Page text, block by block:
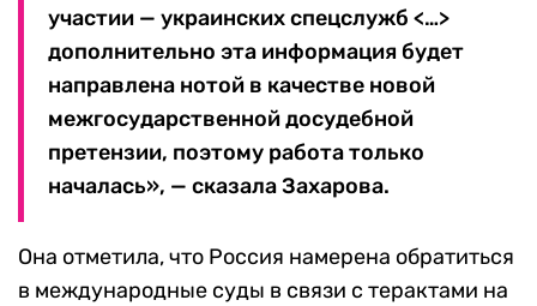
участии — украинских спецслужб <…>
дополнительно эта информация будет
направлена нотой в качестве новой
межгосударственной досудебной
претензии, поэтому работа только
началась», — сказала Захарова.
Она отметила, что Россия намерена обратиться
в международные суды в связи с терактами на